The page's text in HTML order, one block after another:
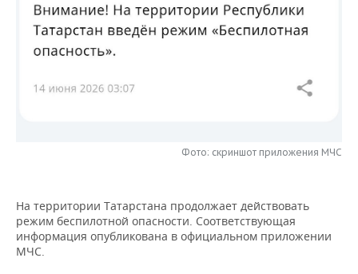
КОМУ ПРИНАДЛЕЖАТ
ТОРГОВЫЕ ЦЕНТРЫ
ТАТАРСТАНА
БЮДЖЕТ
ИНВЕСТИЦИИ
МАШИНОСТРОЕНИЕ
НЕФТЕХИМИЯ
НЕФТЬ
НОВОСТИ АВТО
БИЗНЕС
НОВОСТИ БИЗНЕСА
РОЗНИЧНАЯ ТОРГОВЛЯ
ТЕХНОЛОГИИ
НОВОСТИ ТЕХНОЛОГИЙ
МЕРОПРИЯТИЯ
ONLINE-КОНФЕРЕНЦИИ
ХОККЕЙ
ВЛАСТЬ
СЮЖЕТЫ
Фото: скриншот приложения МЧС
На территории Татарстана продолжает действовать
режим беспилотной опасности. Соответствующая
информация опубликована в официальном приложении
МЧС.